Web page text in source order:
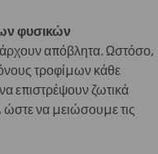
φυσικών
απόβλητα. Ωστόσο,
τροφίμων κάθε
επιστρέψουν ζωτικά
ώστε να μειώσουμε τις